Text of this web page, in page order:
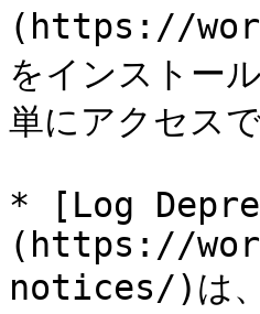
(https://
をインストー
単にアクセス
* [Log
(https://
notices/)は、